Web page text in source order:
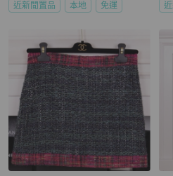
近新閒置品 本地 免運